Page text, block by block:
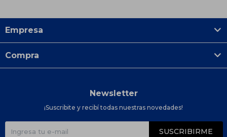
Empresa
Compra
Newsletter
¡Suscribite y recibí todas nuestras novedades!
SUSCRIBIRME